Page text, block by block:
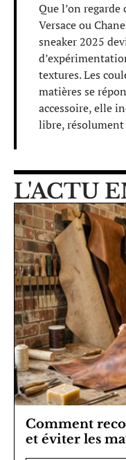
Que l’on
Versace ou
sneaker 2025
textures. Les
matières se
accessoire, elle
libre,
L'ACTU
Comment
et éviter les